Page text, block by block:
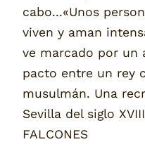
cabo...«Unos
viven y aman
ve marcado por un
pacto entre un rey
musulmán. Una
Sevilla del siglo
FALCONES